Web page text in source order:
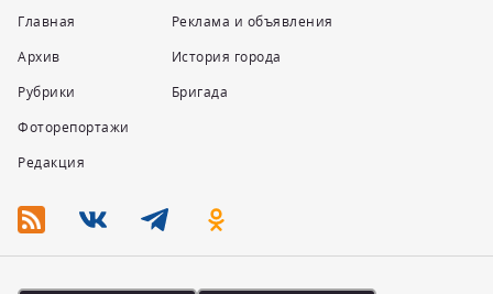
Главная
Архив
Рубрики
Фоторепортажи
Редакция
Реклама и объявления
История города
Бригада